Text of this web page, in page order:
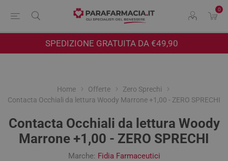
0
SPEDIZIONE GRATUITA DA €49,90
Home Offerte
Zero Sprechi
Contacta Occhiali da lettura Woody Marrone +1,00 - ZERO SPRECHI
Contacta Occhiali da lettura Woody
Marrone +1,00 - ZERO SPRECHI
Marche: Fidia Farmaceutici